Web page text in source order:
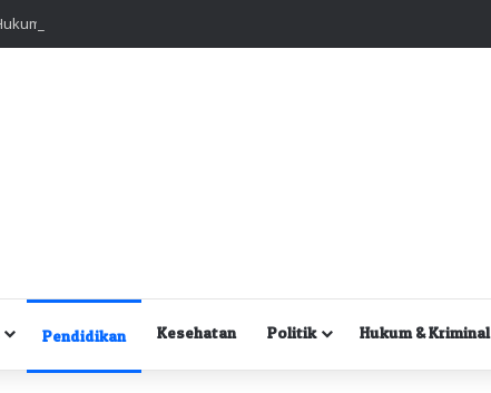
Pendidikan Kesehatan Politik Hukum & Kriminal